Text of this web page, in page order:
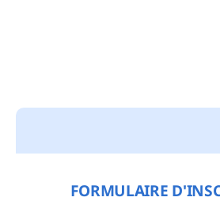
FORMULAIRE